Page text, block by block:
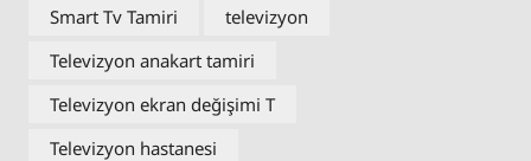
Smart Tv Tamiri
televizyon
Televizyon anakart tamiri
Televizyon ekran değişimi T
Televizyon hastanesi